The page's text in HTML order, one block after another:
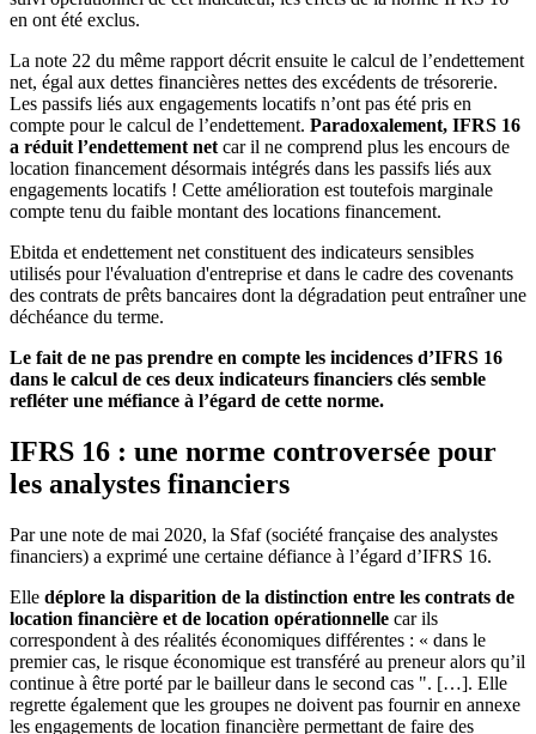
en ont été exclus.
La note 22 du même rapport décrit ensuite le calcul de l’endettement
net, égal aux dettes financières nettes des excédents de trésorerie.
Les passifs liés aux engagements locatifs n’ont pas été pris en
compte pour le calcul de l’endettement. Paradoxalement, IFRS 16
a réduit l’endettement net car il ne comprend plus les encours de
location financement désormais intégrés dans les passifs liés aux
engagements locatifs ! Cette amélioration est toutefois marginale
compte tenu du faible montant des locations financement.
Ebitda et endettement net constituent des indicateurs sensibles
utilisés pour l'évaluation d'entreprise et dans le cadre des covenants
des contrats de prêts bancaires dont la dégradation peut entraîner une
déchéance du terme.
Le fait de ne pas prendre en compte les incidences d’IFRS 16
dans le calcul de ces deux indicateurs financiers clés semble
refléter une méfiance à l’égard de cette norme.
IFRS 16 : une norme controversée pour
les analystes financiers
Par une note de mai 2020, la Sfaf (société française des analystes
financiers) a exprimé une certaine défiance à l’égard d’IFRS 16.
Elle déplore la disparition de la distinction entre les contrats de
location financière et de location opérationnelle car ils
correspondent à des réalités économiques différentes : « dans le
premier cas, le risque économique est transféré au preneur alors qu’il
continue à être porté par le bailleur dans le second cas ". […]. Elle
regrette également que les groupes ne doivent pas fournir en annexe
les engagements de location financière permettant de faire des